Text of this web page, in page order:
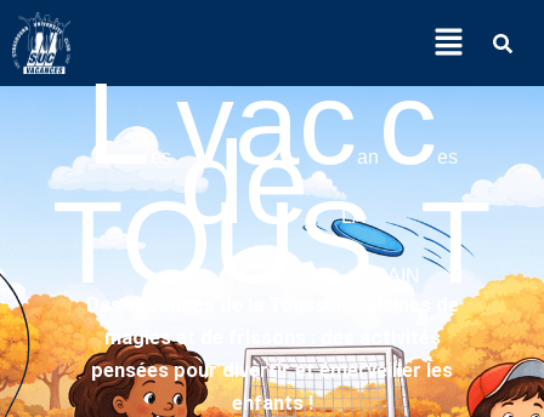
Menu
L esvacances
deLA
TOUS SAINT
Des vacances de la Toussaint pleines de
magies et de frissons : des activités
pensées pour divertir et émerveiller les
enfants !